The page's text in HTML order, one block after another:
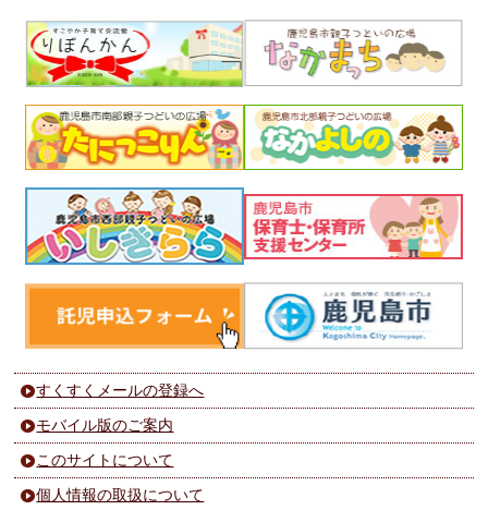
すくすくメールの登録へ
モバイル版のご案内
このサイトについて
個人情報の取扱について